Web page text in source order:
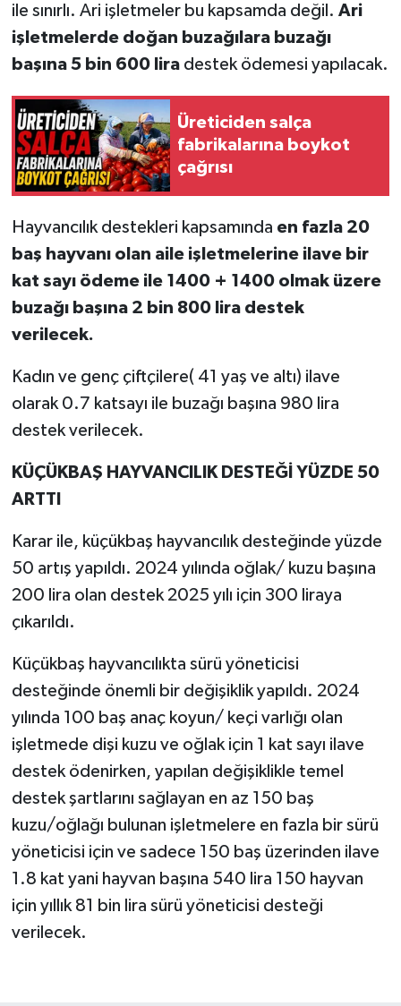
ile sınırlı. Ari işletmeler bu kapsamda değil. Ari
işletmelerde doğan buzağılara buzağı
başına 5 bin 600 liradestek ödemesi yapılacak.
Üreticiden salça
fabrikalarına boykot
çağrısı
Hayvancılık destekleri kapsamında en fazla 20
baş hayvanı olan aile işletmelerine ilave bir
kat sayı ödeme ile 1400 + 1400 olmak üzere
buzağı başına 2 bin 800 lira destek
verilecek.
Kadın ve genç çiftçilere( 41 yaş ve altı) ilave
olarak 0.7 katsayı ile buzağı başına 980 lira
destek verilecek.
KÜÇÜKBAŞ HAYVANCILIK DESTEĞİ YÜZDE 50
ARTTI
Karar ile, küçükbaş hayvancılık desteğinde yüzde
50 artış yapıldı. 2024 yılında oğlak/ kuzu başına
200 lira olan destek 2025 yılı için 300 liraya
çıkarıldı.
Küçükbaş hayvancılıkta sürü yöneticisi
desteğinde önemli bir değişiklik yapıldı. 2024
yılında 100 baş anaç koyun/ keçi varlığı olan
işletmede dişi kuzu ve oğlak için 1 kat sayı ilave
destek ödenirken, yapılan değişiklikle temel
destek şartlarını sağlayan en az 150 baş
kuzu/oğlağı bulunan işletmelere en fazla bir sürü
yöneticisi için ve sadece 150 baş üzerinden ilave
1.8 kat yani hayvan başına 540 lira 150 hayvan
için yıllık 81 bin lira sürü yöneticisi desteği
verilecek.